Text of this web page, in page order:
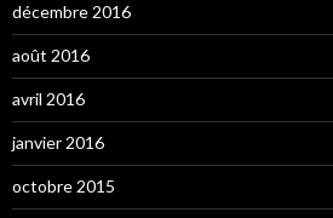
décembre 2016
août 2016
avril 2016
janvier 2016
octobre 2015